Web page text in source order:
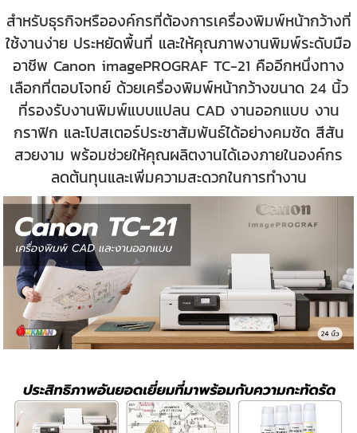
สำหรับธุรกิจหรือองค์กรที่ต้องการเครื่องพิมพ์หน้ากว้างที่
ใช้งานง่าย ประหยัดพื้นที่ และให้คุณภาพงานพิมพ์ระดับมือ
อาชีพ Canon imagePROGRAF TC-21 คืออีกหนึ่งทาง
เลือกที่ตอบโจทย์ ด้วยเครื่องพิมพ์หน้ากว้างขนาด 24 นิ้ว
ที่รองรับงานพิมพ์แบบแปลน CAD งานออกแบบ งาน
กราฟิก และโปสเตอร์ประชาสัมพันธ์ได้อย่างคมชัด สีสัน
สวยงาม พร้อมช่วยให้คุณผลิตงานได้เองภายในองค์กร
ลดต้นทุนและเพิ่มความสะดวกในการทำงาน